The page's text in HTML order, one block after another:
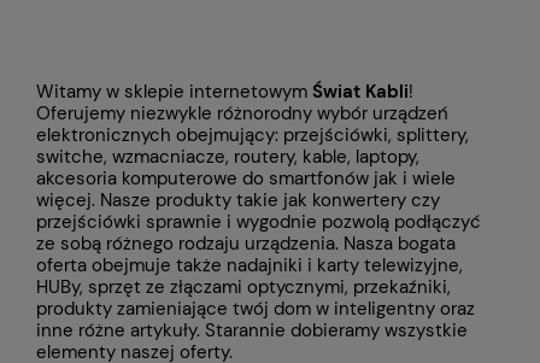
Witamy w sklepie internetowym Świat Kabli!
Oferujemy niezwykle różnorodny wybór urządzeń
elektronicznych obejmujący: przejściówki, splittery,
switche, wzmacniacze, routery, kable, laptopy,
akcesoria komputerowe do smartfonów jak i wiele
więcej. Nasze produkty takie jak konwertery czy
przejściówki sprawnie i wygodnie pozwolą podłączyć
ze sobą różnego rodzaju urządzenia. Nasza bogata
oferta obejmuje także nadajniki i karty telewizyjne,
HUBy, sprzęt ze złączami optycznymi, przekaźniki,
produkty zamieniające twój dom w inteligentny oraz
inne różne artykuły. Starannie dobieramy wszystkie
elementy naszej oferty.